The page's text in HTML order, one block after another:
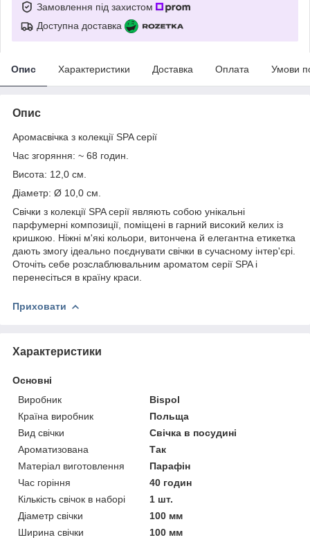
Замовлення під захистом
Доступна доставка
Опис Характеристики Доставка Оплата Умови
Опис
Аромасвічка з колекції SPA серії
Час згоряння: ~ 68 годин.
Висота: 12,0 см.
Діаметр: Ø 10,0 см.
Свічки з колекції SPA серії являють собою унікальні
парфумерні композиції, поміщені в гарний високий келих із
кришкою. Ніжні м'які кольори, витончена й елегантна етикетка
дають змогу ідеально поєднувати свічки в сучасному інтер'єрі.
Оточіть себе розслаблювальним ароматом серії SPA і
перенесіться в країну краси.
Приховати
Характеристики
Основні
Виробник
Bispol
Країна виробник
Польща
Вид свічки
Свічка в посудині
Ароматизована
Так
Матеріал виготовлення
Парафін
Час горіння
40 годин
Кількість свічок в наборі
1 шт.
Діаметр свічки
100 мм
Ширина свічки
100 мм